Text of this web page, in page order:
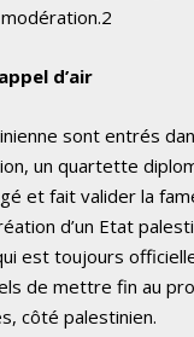
d’air
sont entrés
un quartette
et fait valider la
d’un Etat
est toujours
de mettre fin au
côté palestinien.